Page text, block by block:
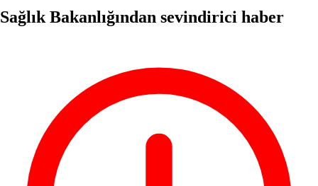
Sağlık Bakanlığından sevindirici haber